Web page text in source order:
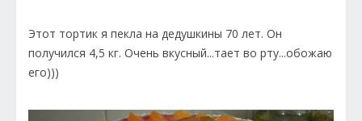
Этот тортик я пекла на дедушкины 70 лет. Он
получился 4,5 кг. Очень вкусный...тает во рту...обожаю
его)))